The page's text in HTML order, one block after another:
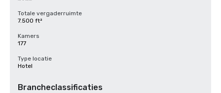
Totale vergaderruimte
7.500 ft²
Kamers
177
Type locatie
Hotel
Brancheclassificaties